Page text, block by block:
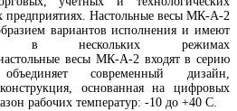
Настольные весы МК-А-2
вариантов исполнения и имеют
в нескольких режимах
весы МК-А-2 входят в серию
современный дизайн,
основанная на цифровых
рабочих температур: -10 до +40 С.